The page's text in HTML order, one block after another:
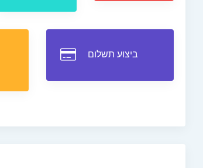
ביצוע תשלום